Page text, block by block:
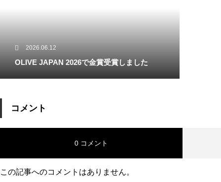
2026.06.12
OLIVE JAPAN 2026で金賞受賞しました
コメント
0 コメント
この記事へのコメントはありません。